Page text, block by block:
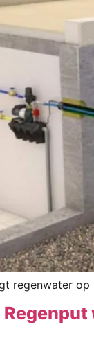
regenwater